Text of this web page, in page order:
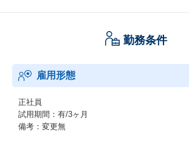
※参考※2023年度育児休業取得率 男性：30%女
・介護休業の取得回数や期間の拡充
・看護休暇の看護対象者の拡大
今後も従業員の皆様がいきいきと働ける環境づ
ます。
勤務条件
雇用形態
正社員
試用期間：有/3ヶ月
備考：変更無